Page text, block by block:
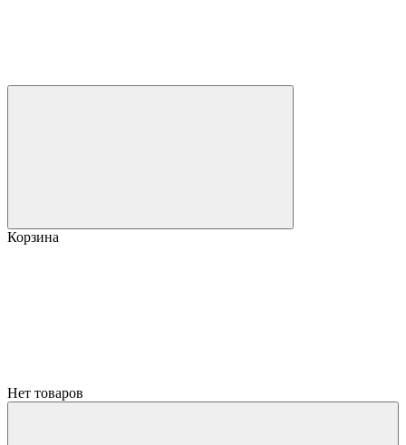
Корзина
Нет товаров